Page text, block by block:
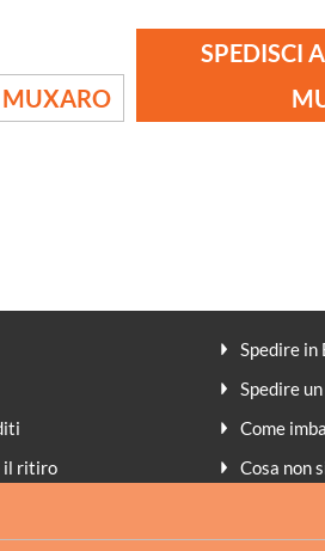
MUXARO
SPEDISCI
il ritiro
Spedire in
Spedire
Come
Cosa non
FAQ